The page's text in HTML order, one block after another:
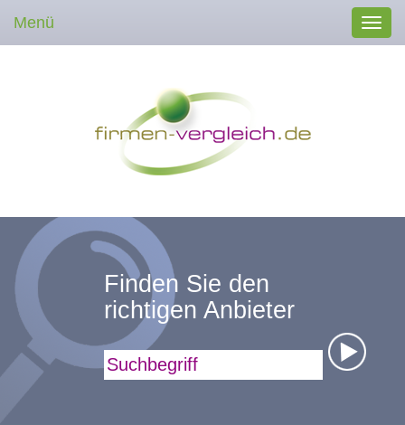
Menü
Finden Sie den
richtigen Anbieter
Suchbegriff